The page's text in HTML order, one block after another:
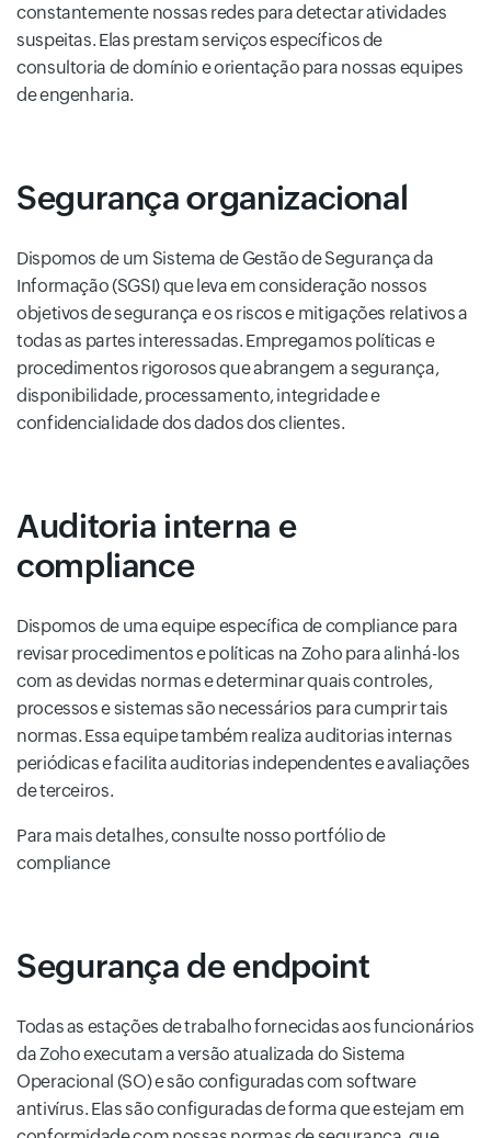
constantemente nossas redes para detectar atividades
suspeitas. Elas prestam serviços específicos de
consultoria de domínio e orientação para nossas equipes
de engenharia.
Segurança organizacional
Dispomos de um Sistema de Gestão de Segurança da
Informação (SGSI) que leva em consideração nossos
objetivos de segurança e os riscos e mitigações relativos a
todas as partes interessadas. Empregamos políticas e
procedimentos rigorosos que abrangem a segurança,
disponibilidade, processamento, integridade e
confidencialidade dos dados dos clientes.
Auditoria interna e
compliance
Dispomos de uma equipe específica de compliance para
revisar procedimentos e políticas na Zoho para alinhá-los
com as devidas normas e determinar quais controles,
processos e sistemas são necessários para cumprir tais
normas. Essa equipe também realiza auditorias internas
periódicas e facilita auditorias independentes e avaliações
de terceiros.
Para mais detalhes, consulte nosso portfólio de
compliance
Segurança de endpoint
Todas as estações de trabalho fornecidas aos funcionários
da Zoho executam a versão atualizada do Sistema
Operacional (SO) e são configuradas com software
antivírus. Elas são configuradas de forma que estejam em